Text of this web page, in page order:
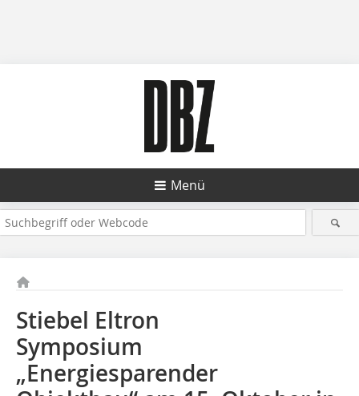
Menü
Stiebel Eltron
Symposium
„Energiesparender